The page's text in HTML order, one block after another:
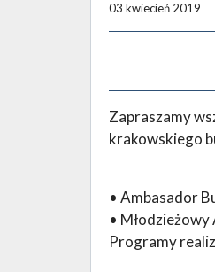
03 kwiecień 2019
Zapraszamy
krakowskiego
• Ambasador
•
Programy